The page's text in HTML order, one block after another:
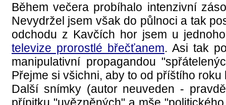
Během večera probíhalo intenzivní
Nevydržel jsem však do půlnoci a tak
odchodu z Kavčích hor jsem u
televize prorostlé břečťanem. Asi tak
manipulativní propagandou
Přejme si všichni, aby to od příštího roku
Další snímky (autor neuveden -